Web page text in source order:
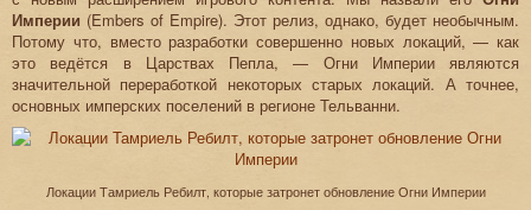
Империи (Embers of Empire). Этот релиз, однако, будет необычным.
Потому что, вместо разработки совершенно новых локаций, — как
это ведётся в Царствах Пепла, — Огни Империи являются
значительной переработкой некоторых старых локаций. А точнее,
основных имперских поселений в регионе Тельванни.
Локации Тамриель Ребилт, которые затронет обновление Огни Империи